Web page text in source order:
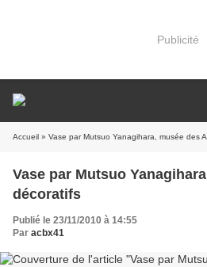
Publicité
Accueil » Vase par Mutsuo Yanagihara, musée des
Vase par Mutsuo
décoratifs
Publié le 23/11/2010 à 14:55
Par acbx41